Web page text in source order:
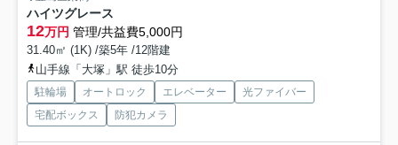
ハイツグレース
12万円 管理/共益費5,000円
31.40㎡ (1K) /築5年 /12階建
山手線「大塚」駅 徒歩10分
駐輪場 オートロック エレベーター
光ファイバー
宅配ボックス
防犯カメラ